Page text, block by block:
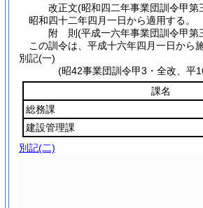
改正文(昭和四二年事業団訓令甲第
昭和四十二年四月一日から適用する。
附 則(平成一六年事業団訓令甲第
この訓令は、平成十六年四月一日から
別記(一)
(昭42事業団訓令甲3・全改、平
課名
総務課
建設管理課
別記(二)